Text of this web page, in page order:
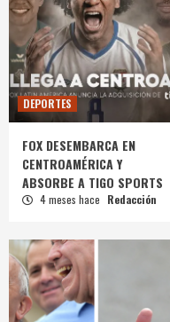
DEPORTES
FOX DESEMBARCA EN
CENTROAMÉRICA Y
ABSORBE A TIGO SPORTS
4 meses hace Redacción